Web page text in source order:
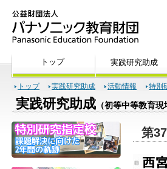
トップ 実践研究助成 活動情報 特別
実践研究助成 （初等中等教育
第